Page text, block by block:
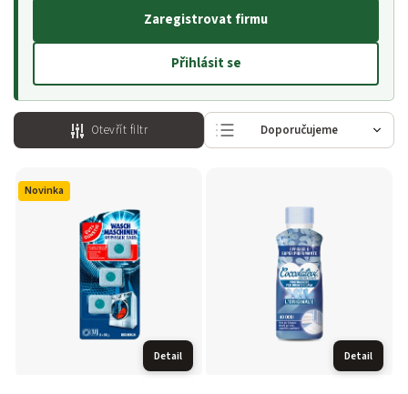
Zaregistrovat firmu
Přihlásit se
Doporučujeme
Nejdražší
Nejprodávanější
Abecedně
Otevřít filtr
Novinka
Detail Detail